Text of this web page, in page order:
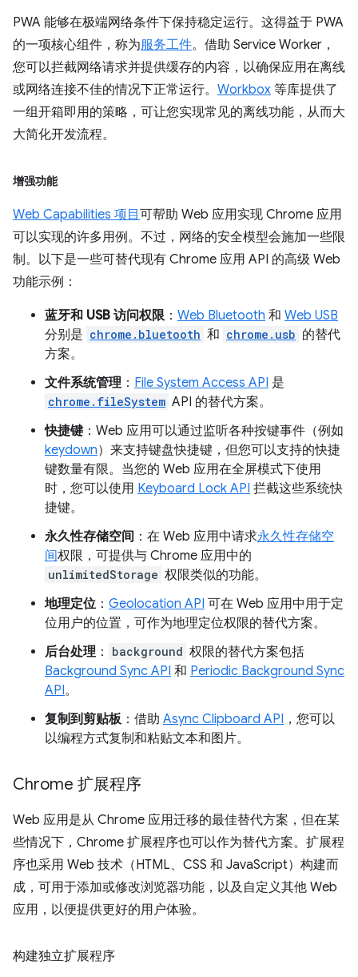
PWA 能够在极端网络条件下保持稳定运行。这得益于 PWA
的一项核心组件，称为服务工件。借助 Service Worker，
您可以拦截网络请求并提供缓存的内容，以确保应用在离线
或网络连接不佳的情况下正常运行。 Workbox 等库提供了
一组开箱即用的策略，可让您实现常见的离线功能，从而大
大简化开发流程。
增强功能
Web Capabilities 项目 可帮助 Web 应用实现 Chrome 应用
可以实现的许多用例。不过，网络的安全模型会施加一些限
制。以下是一些可替代现有 Chrome 应用 API 的高级 Web
功能示例：
蓝牙和 USB 访问权限： Web Bluetooth 和 Web USB
分别是 chrome.bluetooth 和 chrome.usb 的替代
方案。
文件系统管理： File System Access API 是
chrome.fileSystem API 的替代方案。
快捷键 ：Web 应用可以通过监听各种按键事件（例如
keydown）来支持键盘快捷键，但您可以支持的快捷
键数量有限。当您的 Web 应用在全屏模式下使用
时，您可以使用 Keyboard Lock API 拦截这些系统快
捷键。
永久性存储空间 ：在 Web 应用中请求永久性存储空
间权限，可提供与 Chrome 应用中的
unlimitedStorage 权限类似的功能。
地理定位： Geolocation API 可在 Web 应用中用于定
位用户的位置，可作为地理定位权限的替代方案。
后台处理： background 权限的替代方案包括
Background Sync API 和 Periodic Background Sync
API。
复制到剪贴板：借助 Async Clipboard API ，您可以
以编程方式复制和粘贴文本和图片。
Chrome 扩展程序
Web 应用是从 Chrome 应用迁移的最佳替代方案，但在某
些情况下，Chrome 扩展程序也可以作为替代方案。扩展程
序也采用 Web 技术（HTML、CSS 和 JavaScript）构建而
成，可用于添加或修改浏览器功能，以及自定义其他 Web
应用，以便提供更好的用户体验。
构建独立扩展程序